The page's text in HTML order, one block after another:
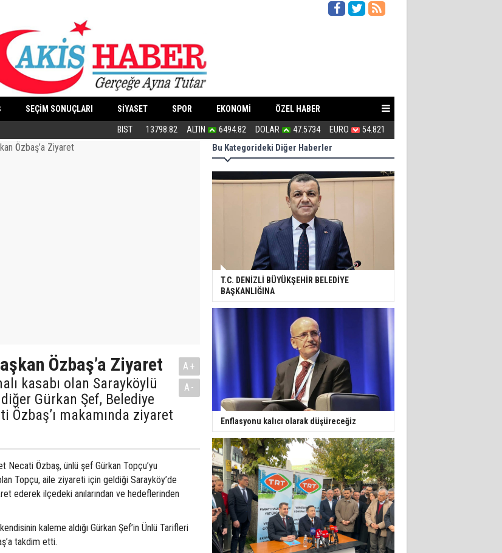
SEÇİM SONUÇLARI SİYASET SPOR EKONOMİ ÖZEL HABER
PKK silah bırakır mı?
BIST 13798.82 ALTIN 6494.82 DOLAR 47.5734 EURO 54.821
Özbaş’a Ziyaret
kasabı olan Sarayköylü
Gürkan Şef, Belediye
Özbaş’ı makamında ziyaret
A+
A-
Necati Özbaş, ünlü şef Gürkan Topçu’yu
Topçu, aile ziyareti için geldiği Sarayköy’de
ederek ilçedeki anılarından ve hedeflerinden
kaleme aldığı Gürkan Şef’in Ünlü Tarifleri
takdim etti.
Bu Kategorideki Diğer Haberler
T.C. DENİZLİ BÜYÜKŞEHİR BELEDİYE
BAŞKANLIĞINA
Enflasyonu kalıcı olarak düşüreceğiz